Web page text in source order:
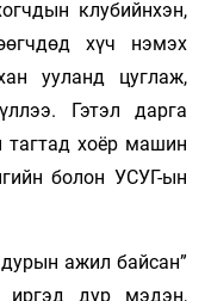
клубийнхэн,
хүч нэмэх
ууланд цуглаж,
Гэтэл дарга
тагтад хоёр машин
болон УСУГ-ын
ажил байсан”
иргэд дур мэдэн,